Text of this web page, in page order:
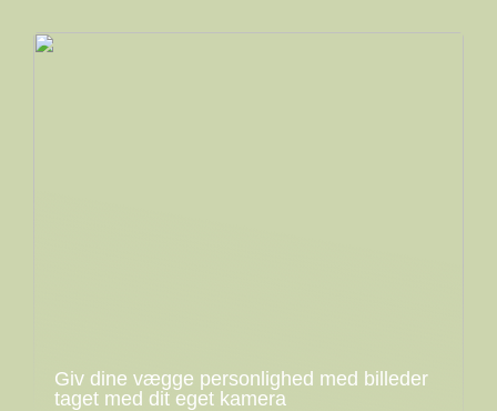
Giv dine vægge personlighed med billeder
taget med dit eget kamera